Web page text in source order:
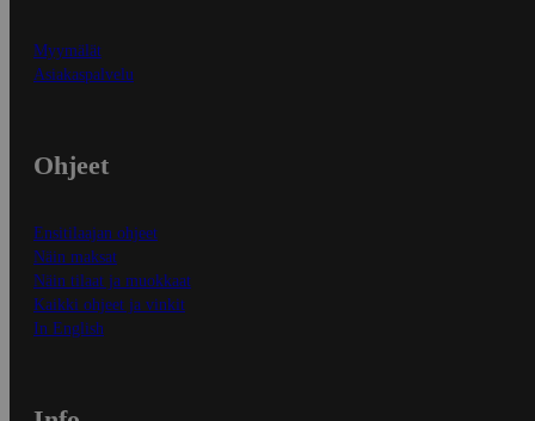
Myymälät
Asiakaspalvelu
Ohjeet
Ensitilaajan ohjeet
Näin maksat
Näin tilaat ja muokkaat
Kaikki ohjeet ja vinkit
In English